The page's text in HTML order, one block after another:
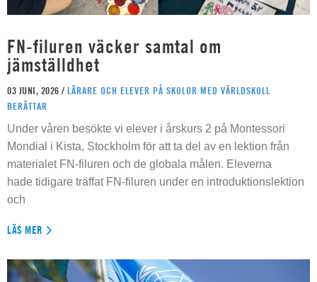
FN-filuren väcker samtal om
jämställdhet
03 JUNI, 2026 / LÄRARE OCH ELEVER PÅ SKOLOR MED VÄRLDSKOLL
BERÄTTAR
Under våren besökte vi elever i årskurs 2 på Montessori
Mondial i Kista, Stockholm för att ta del av en lektion från
materialet FN-filuren och de globala målen. Eleverna
hade tidigare träffat FN-filuren under en introduktionslektion
och
LÄS MER